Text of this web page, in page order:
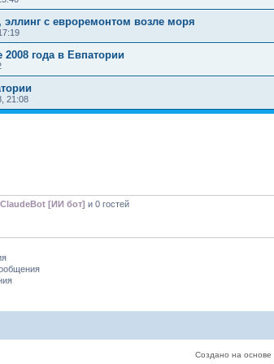
с евроремонтом возле моря
года в Евпатории
21:08
ClaudeBot [ИИ бот] и 0 гостей
Создано на